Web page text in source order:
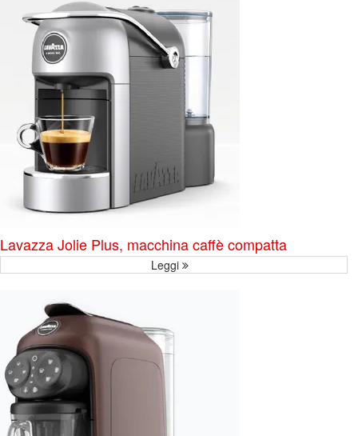
Lavazza Jolie Plus, macchina caffè compatta
Leggi